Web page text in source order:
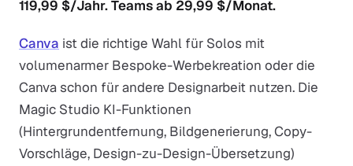
119,99 $/Jahr. Teams ab 29,99 $/Monat.
Canva ist die richtige Wahl für Solos mit
volumenarmer Bespoke-Werbekreation oder die
Canva schon für andere Designarbeit nutzen. Die
Magic Studio KI-Funktionen
(Hintergrundentfernung, Bildgenerierung, Copy-
Vorschläge, Design-zu-Design-Übersetzung)